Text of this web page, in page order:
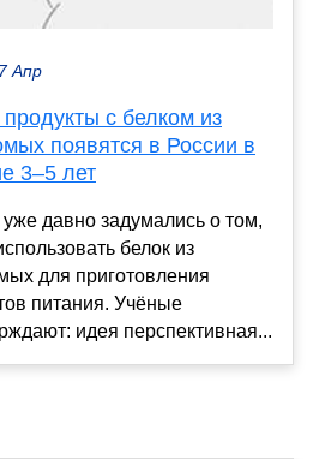
Апр
с белком из
появятся в России в
3–5 лет
давно задумались о том,
белок из
для приготовления
питания. Учёные
идея перспективная...